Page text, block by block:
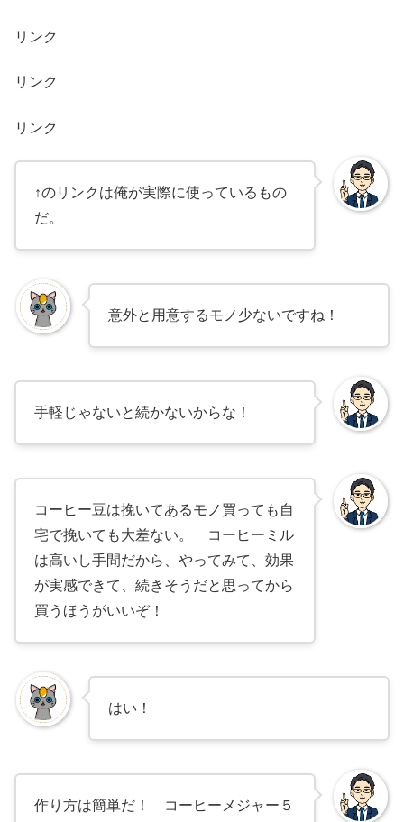
リンク
リンク
リンク
↑のリンクは俺が実際に使っているもの
だ。
意外と用意するモノ少ないですね！
手軽じゃないと続かないからな！
コーヒー豆は挽いてあるモノ買っても自
宅で挽いても大差ない。 コーヒーミル
は高いし手間だから、やってみて、効果
が実感できて、続きそうだと思ってから
買うほうがいいぞ！
はい！
作り方は簡単だ！ コーヒーメジャー５